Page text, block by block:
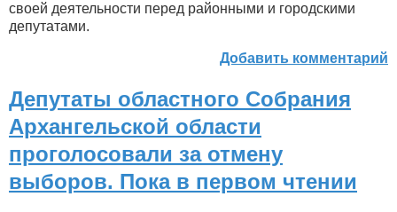
своей деятельности перед районными и городскими
депутатами.
Добавить комментарий
Депутаты областного Собрания
Архангельской области
проголосовали за отмену
выборов. Пока в первом чтении